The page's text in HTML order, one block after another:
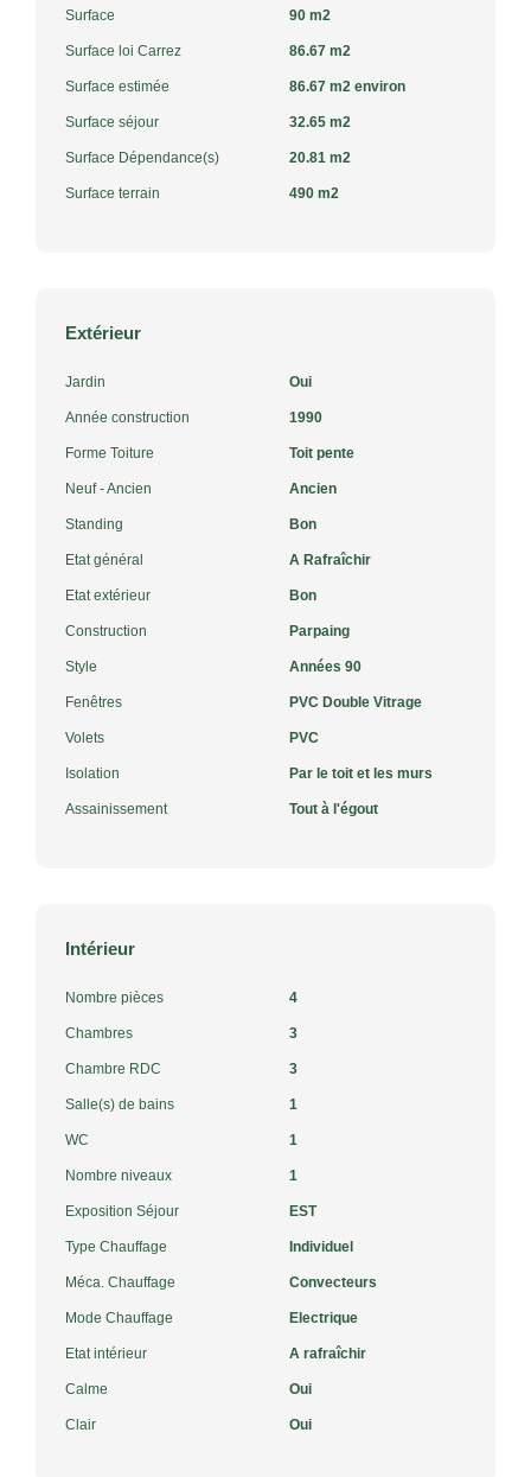
Surface 90 m2
Surface loi Carrez 86.67 m2
Surface estimée 86.67 m2 environ
Surface séjour 32.65 m2
Surface Dépendance(s) 20.81 m2
Surface terrain 490 m2
Extérieur
Jardin Oui
Année construction 1990
Forme Toiture Toit pente
Neuf - Ancien Ancien
Standing Bon
Etat général A Rafraîchir
Etat extérieur Bon
Construction Parpaing
Style Années 90
Fenêtres PVC Double Vitrage
Volets PVC
Isolation Par le toit et les murs
Assainissement Tout à l'égout
Intérieur
Nombre pièces 4
Chambres 3
Chambre RDC 3
Salle(s) de bains 1
WC 1
Nombre niveaux 1
Exposition Séjour EST
Type Chauffage Individuel
Méca. Chauffage Convecteurs
Mode Chauffage Electrique
Etat intérieur A rafraîchir
Calme Oui
Clair Oui